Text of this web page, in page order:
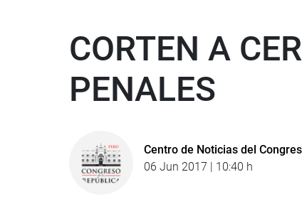
CORTEN A
PENALES
Centro de Noticias del
06 Jun 2017 | 10:40 h